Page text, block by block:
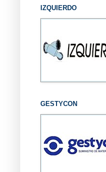
IZQUIERDO
GESTYCON